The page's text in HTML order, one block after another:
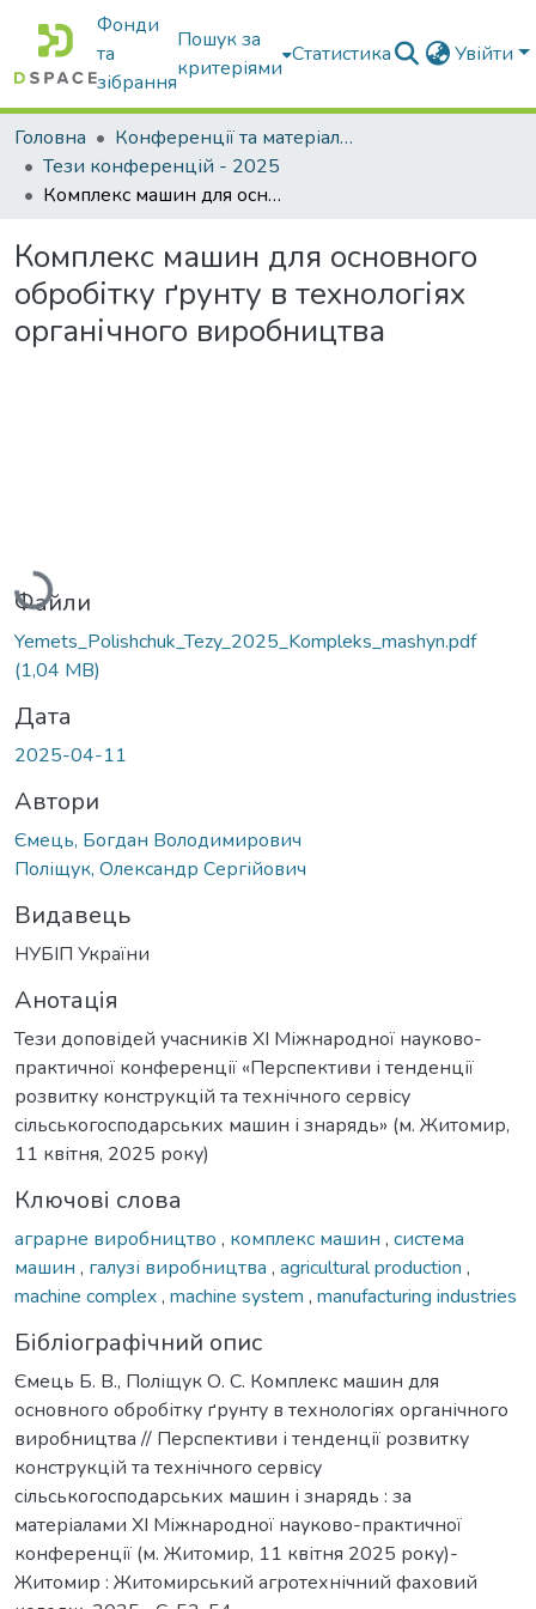
Фонди
та
зібрання
Пошук за
критеріями
Статистика Увійти
Головна
Конференції та матеріали конференцій
Тези конференцій - 2025
Комплекс машин для основного обробітку ґрунту в технологіях органічного виробництва
Комплекс машин для основного
обробітку ґрунту в технологіях
органічного виробництва
Вантажиться...
Файли
Yemets_Polishchuk_Tezy_2025_Kompleks_mashyn.pdf
(1,04 MB)
Дата
2025-04-11
Автори
Ємець, Богдан Володимирович
Поліщук, Олександр Сергійович
Видавець
НУБІП України
Анотація
Тези доповідей учасників XI Міжнародної науково-
практичної конференції «Перспективи і тенденції
розвитку конструкцій та технічного сервісу
сільськогосподарських машин і знарядь» (м. Житомир,
11 квітня, 2025 року)
Ключові слова
аграрне виробництво , комплекс машин , система
машин , галузі виробництва , agricultural production ,
machine complex, machine system , manufacturing industries
Бібліографічний опис
Ємець Б. В., Поліщук О. С. Комплекс машин для
основного обробітку ґрунту в технологіях органічного
виробництва // Перспективи і тенденції розвитку
конструкцій та технічного сервісу
сільськогосподарських машин і знарядь : за
матеріалами XI Міжнародної науково-практичної
конференції (м. Житомир, 11 квітня 2025 року)-
Житомир : Житомирський агротехнічний фаховий